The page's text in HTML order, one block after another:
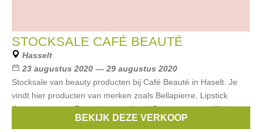
STOCKSALE CAFÉ BEAUTÉ
Hasselt
23 augustus 2020 --- 29 augustus 2020
Stocksale van beauty producten bij Café Beauté in Haselt. Je
vindt hier producten van merken zoals Bellapierre, Lipstick
Queen en meer. Er worden maximaal 5 personen tegelijk de
BEKIJK DEZE VERKOOP